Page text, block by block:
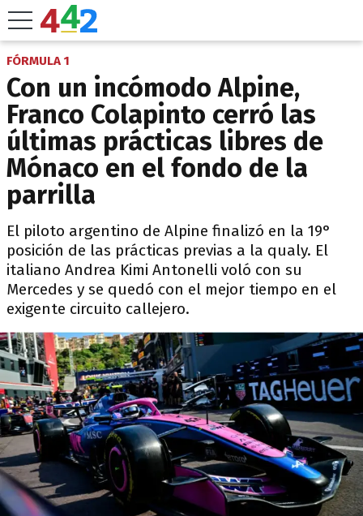
FÓRMULA 1
Con un incómodo Alpine,
Franco Colapinto cerró las
últimas prácticas libres de
Mónaco en el fondo de la
parrilla
El piloto argentino de Alpine finalizó en la 19°
posición de las prácticas previas a la qualy. El
italiano Andrea Kimi Antonelli voló con su
Mercedes y se quedó con el mejor tiempo en el
exigente circuito callejero.